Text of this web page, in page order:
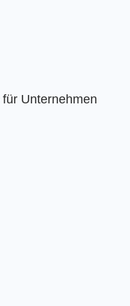
für Unternehmen